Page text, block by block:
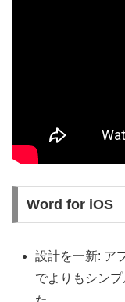
Word for iOS
設計を一新: ア
でよりもシン